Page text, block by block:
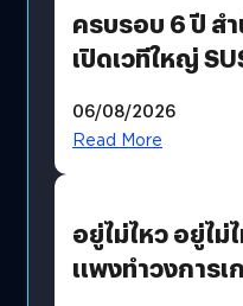
ครบรอบ 6 ปี ส
เปิดเวทีใหญ่
แนวทางปรับตัว
06/08/2026
Read More
อยู่ไม่ไหว อยู่ไม่
แพงทำวงการ